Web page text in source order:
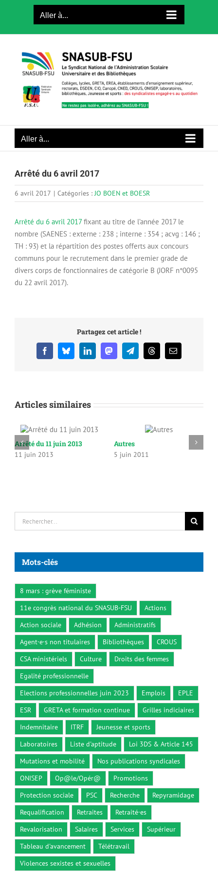
Aller à...
Aller à...
Arrêté du 6 avril 2017
6 avril 2017 | Catégories : JO BOEN et BOESR
Arrêté du 6 avril 2017 fixant au titre de l’année 2017 le
nombre (SAENES : externe : 238 ; interne : 354 ; acvg : 146 ;
TH : 93) et la répartition des postes offerts aux concours
communs pour le recrutement dans le premier grade de
divers corps de fonctionnaires de catégorie B (JORF n°0095
du 22 avril 2017).
Partagez cet article !
FacebookBlueskyLinkedInMastodonTelegramThreadsEmail
Articles similaires
Arrêté du 11 juin 2013
11 juin 2013
Autres
5 juin 2011
Rechercher:
Mots-clés
8 mars : grève féministe
11e congrès national du SNASUB-FSU
Actions
Action sociale
Adhésion
Administratifs
Agent·e·s non titulaires
Bibliothèques
CROUS
CSA ministériels
Culture
Droits des femmes
Egalité professionnelle
Elections professionnelles juin 2023
Emplois
EPLE
ESR
GRETA et formation continue
Grilles indiciaires
Indemnitaire
ITRF
Jeunesse et sports
Laboratoires
Liste d'aptitude
Loi 3DS & Article 145
Mutations et mobilité
Nos publications syndicales
ONISEP
Op@le/Opér@
Promotions
Protection sociale
PSC Recherche
Repyramidage
Requalification
Retraites
Retraité·es
Revalorisation
Salaires Services
Supérieur
Tableau d'avancement
Télétravail
Violences sexistes et sexuelles